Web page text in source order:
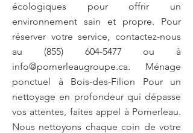
écologiques pour offrir un
environnement sain et propre. Pour
réserver votre service, contactez-nous
au (855) 604-5477 ou à
info@pomerleaugroupe.ca. Ménage
ponctuel à Bois-des-Filion Pour un
nettoyage en profondeur qui dépasse
vos attentes, faites appel à Pomerleau.
Nous nettoyons chaque coin de votre